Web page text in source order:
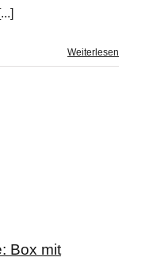
Weiterlesen
Box mit